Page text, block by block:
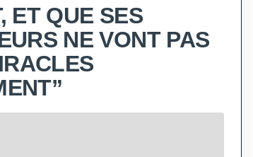
ET QUE SES
NE VONT PAS